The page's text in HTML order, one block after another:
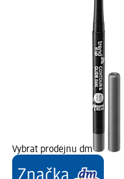
Vybrat prodejnu dm